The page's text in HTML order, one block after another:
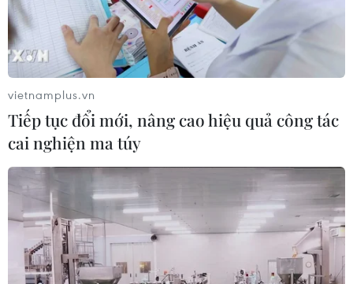
04/08/2026 03:21
Iran ra điều kiện gì với Mỹ
trước khi mở lại Eo biển Hormuz?
03/08/2026 16:12
Iran tuyên bố chưa đạt đủ điều kiện
để mở lại eo biển Hormuz
03/08/2026 15:59
vietnamplus.vn
Tiếp tục đổi mới, nâng cao hiệu quả công tác
cai nghiện ma túy